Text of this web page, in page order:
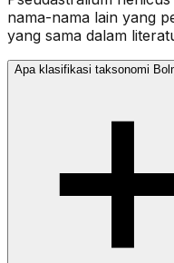
nama-nama lain yang
yang sama dalam
Apa klasifikasi taksonomi